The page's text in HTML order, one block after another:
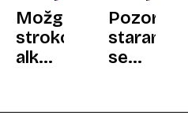
NA
ZDRAVJE
Možganski
strokovnjak:
alkohol
Pozor,
staranje
se